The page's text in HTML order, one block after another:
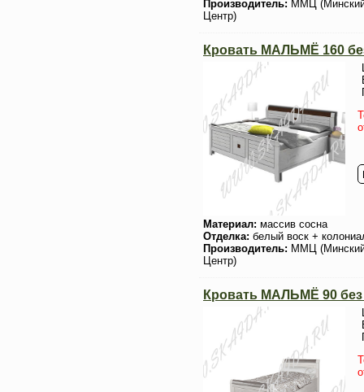
Производитель: ММЦ
Центр)
Кровать МАЛЬМЁ 160
Материал: массив сосна
Отделка: белый воск +
Производитель: ММЦ
Центр)
Кровать МАЛЬМЁ 90